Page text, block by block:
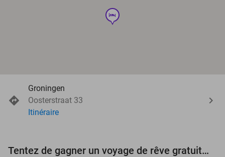
hotel
Groningen
Oosterstraat 33
Itinéraire
Tentez de gagner un voyage de rêve gratuit d'une valeur de 3.000 € !